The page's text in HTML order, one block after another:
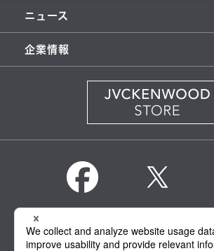
ニュース
企業情報
KENWOOD Global